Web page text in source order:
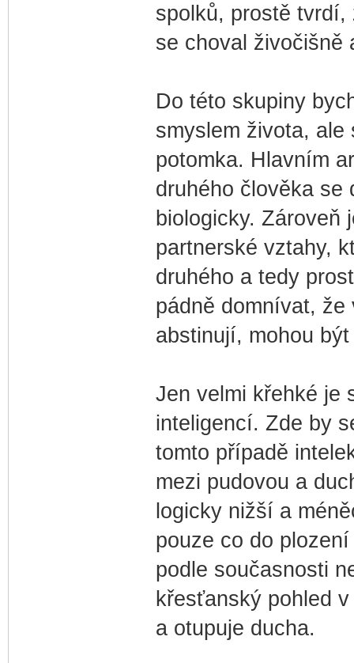
spolků, prostě
se choval živočišně
Do této skupiny
smyslem života,
potomka. Hlavním
druhého člověka se
biologicky. Zároveň
partnerské vztahy,
druhého a tedy
pádně domnívat, že
abstinují, mohou
Jen velmi křehké je
inteligencí. Zde by
tomto případě
mezi pudovou a
logicky nižší a
pouze co do
podle současnosti
křesťanský pohled
a otupuje ducha.